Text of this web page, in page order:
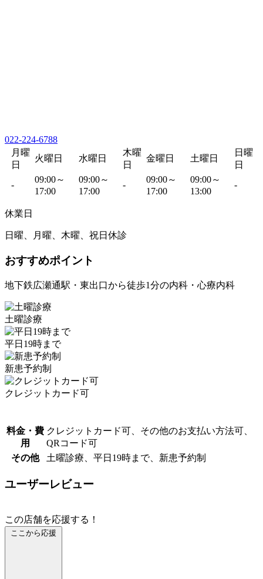
022-224-6788
月曜
日
火曜日 水曜日
木曜
日
金曜日 土曜日
日曜
日
-
09:00～
17:00
09:00～
17:00
-
09:00～
17:00
09:00～
13:00
-
休業日
日曜、月曜、木曜、祝日休診
おすすめポイント
地下鉄広瀬通駅・東出口から徒歩1分の内科・心療内科
土曜診療
平日19時まで
新患予約制
クレジットカード可
料金・費
用
クレジットカード可、その他のお支払い方法可、
QRコード可
その他
土曜診療、平日19時まで、新患予約制
ユーザーレビュー
この店舗を応援する！
ここから応援